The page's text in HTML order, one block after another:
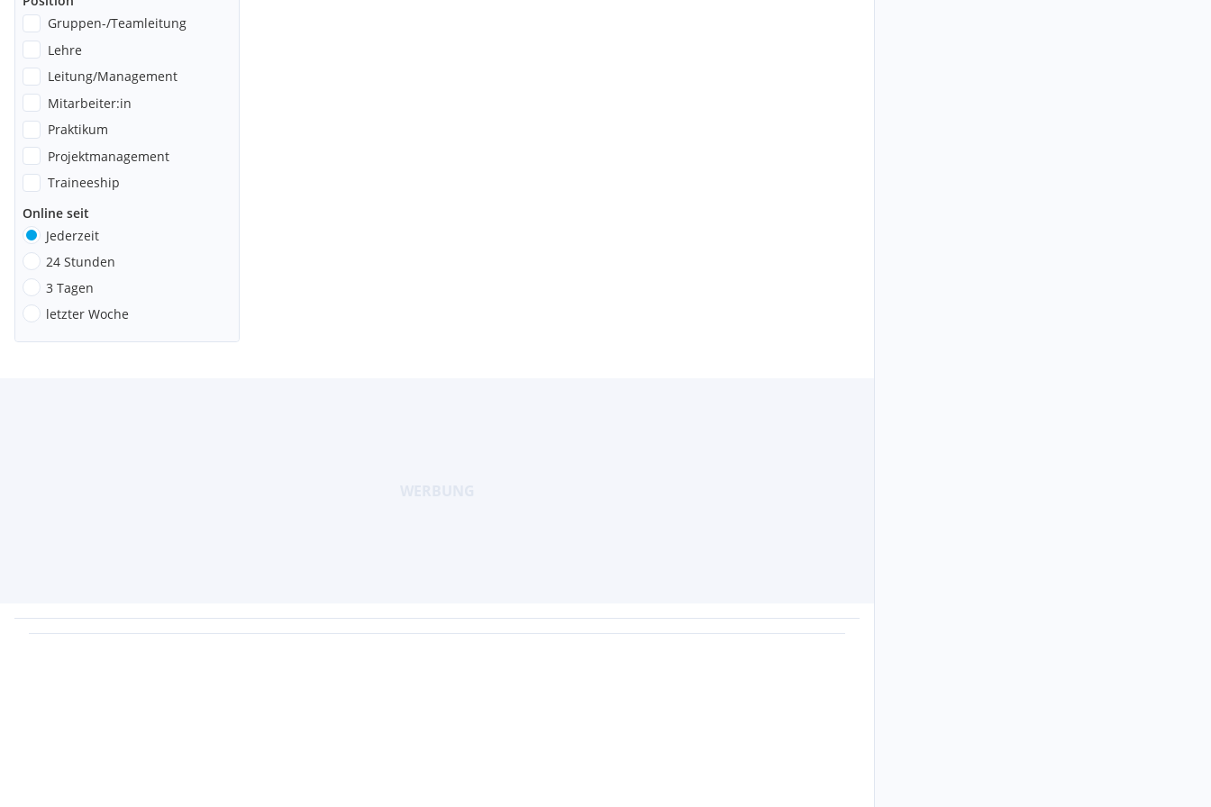
Gruppen-/Teamleitung
Lehre
Leitung/Management
Mitarbeiter:in
Praktikum
Projektmanagement
Traineeship
Online seit
Jederzeit
24 Stunden
3 Tagen
letzter Woche